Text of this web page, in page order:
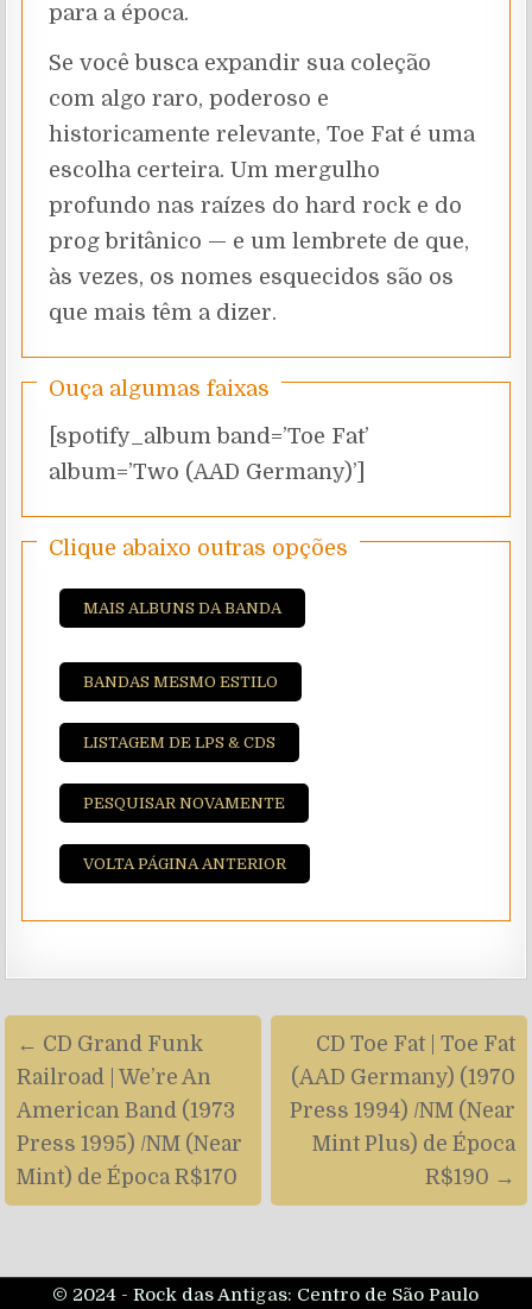
para a época.
Se você busca expandir sua coleção
com algo raro, poderoso e
historicamente relevante, Toe Fat é uma
escolha certeira. Um mergulho
profundo nas raízes do hard rock e do
prog britânico — e um lembrete de que,
às vezes, os nomes esquecidos são os
que mais têm a dizer.
Ouça algumas faixas
[spotify_album band=’Toe Fat’
album=’Two (AAD Germany)’]
Clique abaixo outras opções
MAIS ALBUNS DA BANDA
BANDAS MESMO ESTILO
LISTAGEM DE LPS & CDS
PESQUISAR NOVAMENTE
VOLTA PÁGINA ANTERIOR
Navegação
de
artigos
CD Toe Fat | Toe Fat
(AAD Germany) (1970
Press 1994) /NM (Near
Mint Plus) de Época
R$190 →
← CD Grand Funk
Railroad | We’re An
American Band (1973
Press 1995) /NM (Near
Mint) de Época R$170
© 2024 - Rock das Antigas: Centro de São Paulo